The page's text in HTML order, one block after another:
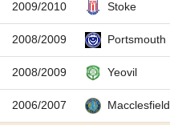
2009/2010 Stoke
2008/2009 Portsmouth
2008/2009 Yeovil
2006/2007 Macclesfield